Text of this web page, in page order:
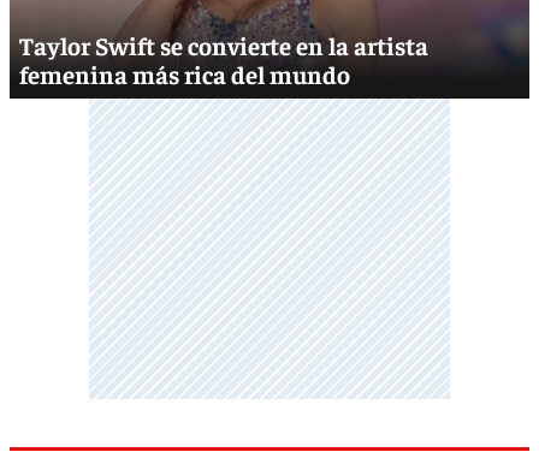
Taylor Swift se convierte en la artista
femenina más rica del mundo